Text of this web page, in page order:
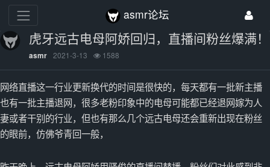
asmr论坛
虎牙远古电母阿娇回归，直播间粉丝爆满！
asmr 2021-3-13 1588
网络直播这一行业更新换代的时间是很快的，每天都有一批新主播
也有一批主播退网，很多老粉印象中的电母可能都已经退网嫁为人
妻或者干别的行业，但也有那么几个远古电母还会重新出现在粉丝
的眼前，仿佛爷青回一般，